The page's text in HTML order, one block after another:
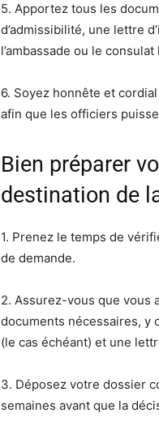
5. Apportez tous les
d’admissibilité, une lettre
l’ambassade ou le consulat
6. Soyez honnête et
afin que les officiers
Bien préparer
destination de
1. Prenez le temps de
de demande.
2. Assurez-vous que vous
documents nécessaires, y
(le cas échéant) et une
3. Déposez votre dossier
semaines avant que la